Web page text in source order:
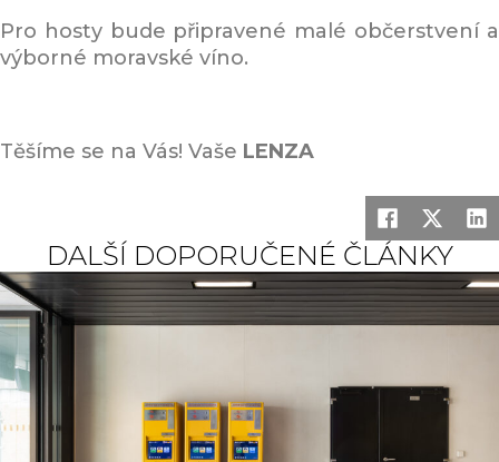
Pro hosty bude připravené malé občerstvení a
výborné moravské víno.
Těšíme se na Vás! Vaše LENZA
DALŠÍ DOPORUČENÉ ČLÁNKY